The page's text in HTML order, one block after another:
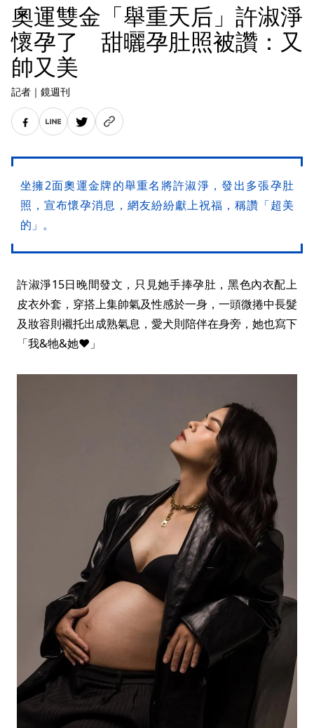
奧運雙金「舉重天后」許淑淨
懷孕了 甜曬孕肚照被讚：又
帥又美
記者 ｜ 鏡週刊
坐擁2面奧運金牌的舉重名將許淑淨，發出多張孕肚
照，宣布懷孕消息，網友紛紛獻上祝福，稱讚「超美
的」。
許淑淨15日晚間發文，只見她手捧孕肚，黑色內衣配上
皮衣外套，穿搭上集帥氣及性感於一身，一頭微捲中長髮
及妝容則襯托出成熟氣息，愛犬則陪伴在身旁，她也寫下
「我&牠&她❤️」